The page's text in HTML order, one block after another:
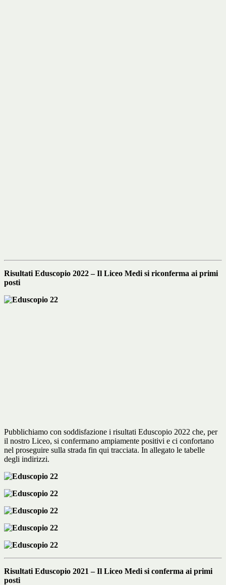
Risultati Eduscopio 2022 – Il Liceo Medi si riconferma ai primi
posti
Pubblichiamo con soddisfazione i risultati Eduscopio 2022 che, per
il nostro Liceo, si confermano ampiamente positivi e ci confortano
nel proseguire sulla strada fin qui tracciata. In allegato le tabelle
degli indirizzi.
Risultati Eduscopio 2021 – Il Liceo Medi si conferma ai primi
posti